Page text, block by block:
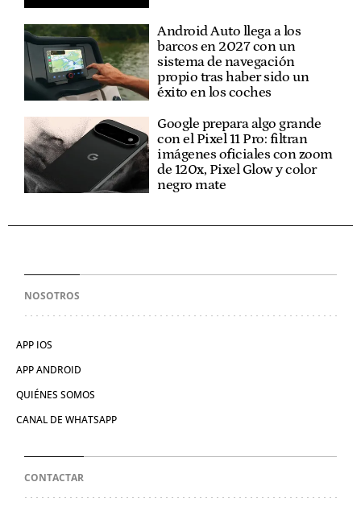
Android Auto llega a los
barcos en 2027 con un
sistema de navegación
propio tras haber sido un
éxito en los coches
Google prepara algo grande
con el Pixel 11 Pro: filtran
imágenes oficiales con zoom
de 120x, Pixel Glow y color
negro mate
NOSOTROS
APP IOS
APP ANDROID
QUIÉNES SOMOS
CANAL DE WHATSAPP
CONTACTAR